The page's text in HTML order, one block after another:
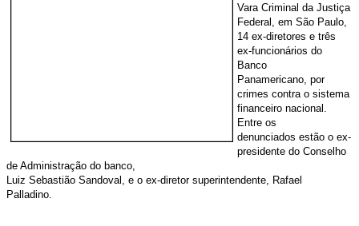
Vara Criminal da Justiça
Federal, em São Paulo,
14 ex-diretores e três
ex-funcionários do
Banco
Panamericano, por
crimes contra o sistema
financeiro nacional.
Entre os
denunciados estão o ex-
presidente do Conselho
de Administração do banco,
Luiz Sebastião Sandoval, e o ex-diretor superintendente, Rafael
Palladino.